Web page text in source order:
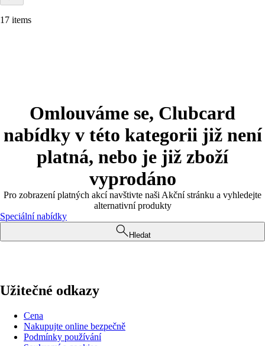
17 items
Omlouváme se, Clubcard
nabídky v této kategorii již není
platná, nebo je již zboží
vyprodáno
Pro zobrazení platných akcí navštivte naši Akční stránku a vyhledejte
alternativní produkty
Speciální nabídky
Hledat
Užitečné odkazy
Cena
Nakupujte online bezpečně
Podmínky používání